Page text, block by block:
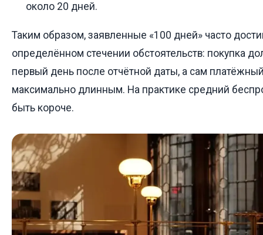
около 20 дней.
Таким образом, заявленные «100 дней» часто
определённом стечении обстоятельств: покупка
первый день после отчётной даты, а сам
максимально длинным. На практике средний
быть короче.